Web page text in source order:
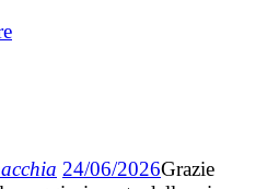
24/06/2026Grazie